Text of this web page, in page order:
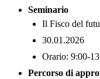
Seminario
Il Fisco del
30.01.2026
Orario: 9:00-
Percorso di